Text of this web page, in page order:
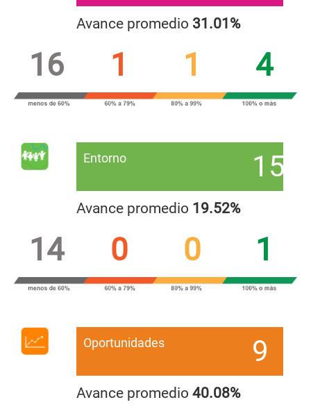
Avance promedio 31.01%
16 1 1 4
Entorno 15
Avance promedio 19.52%
14 0 0 1
Oportunidades 9
Avance promedio 40.08%